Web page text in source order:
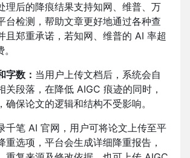
理后的降痕结果支持知网、维普、万
台检测，帮助文章更好地通过各种查
且郑重承诺，若知网、维普的 AI 率超
字数： 当用户上传文档后，系统会自
关段落，在降低 AIGC 痕迹的同时，
确保论文的逻辑和结构不受影响。
千笔 AI 官网， 用户可将论文上传至平
重选项，平台会生成详细降重报告，